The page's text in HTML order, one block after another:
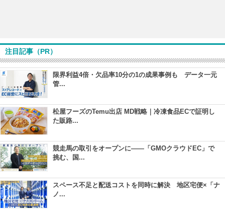
注目記事（PR）
限界利益4倍・欠品率10分の1の成果事例も データ一元
管...
松屋フーズのTemu出店 MD戦略｜冷凍食品ECで証明し
た販路...
競走馬の取引をオープンに――「GMOクラウドEC」で
挑む、国...
スペース不足と配送コストを同時に解決 地区宅便×「ナ
ノ...